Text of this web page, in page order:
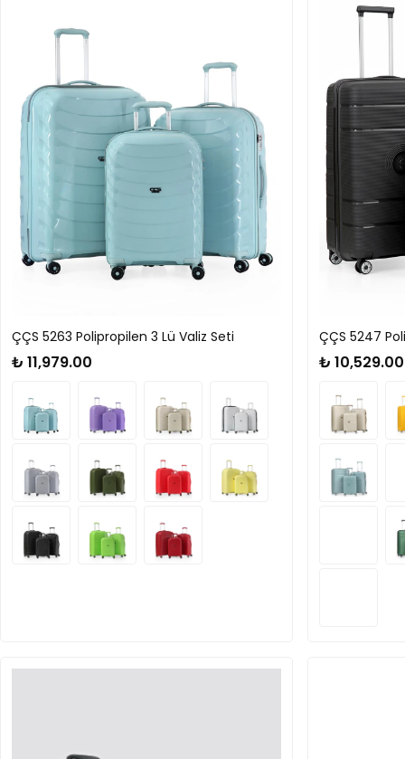
ÇÇS 5263 Polipropilen 3 Lü Valiz Seti
₺ 11,979.00
ÇÇS 5247
₺ 10,529.00